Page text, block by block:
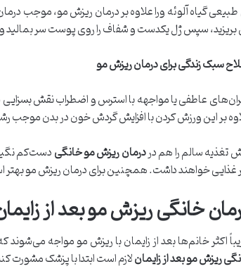
گیاه آلوئه ورا علاوه بر درمان ریزش مو، موجب
سپس ژل یکدست و شفاف را روی پوست سر بمالید و بعد از ۲۰ دقیقه آن را با
سبک زندگی برای درمان ریزش مو
عاطفی یا مواجهه با استرس و اضطراب نقش
بر این ورزش کردن با افزایش گردش خون در بدن موجب
تغذیه سالم را هم دردرمان ریزش مو خانگی
غذایی خواهند داشت. همچنین برای درمان ریزش مو
خانگی ریزش مو بعد از
اکثر خانم‌ها بعد از زایمان با ریزش مو مواجه
ریزش مو بعد از زایمانلازم است ابتدا با پزشک مشورت